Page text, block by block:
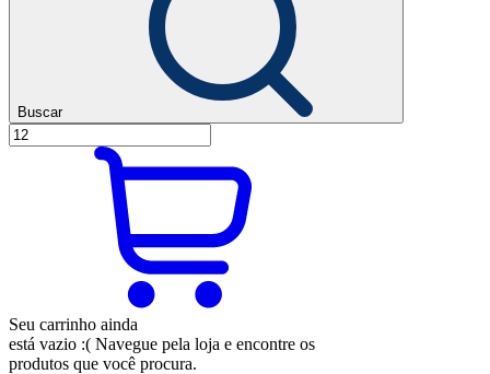
Buscar
Seu carrinho ainda
está vazio :( Navegue pela loja e encontre os
produtos que você procura.